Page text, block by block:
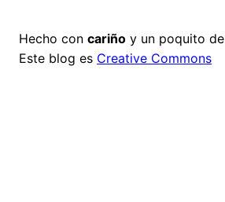
Hecho con cariño y un poquito de
Este blog es Creative Commons